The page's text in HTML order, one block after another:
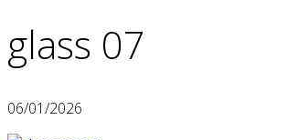
glass 07
06/01/2026